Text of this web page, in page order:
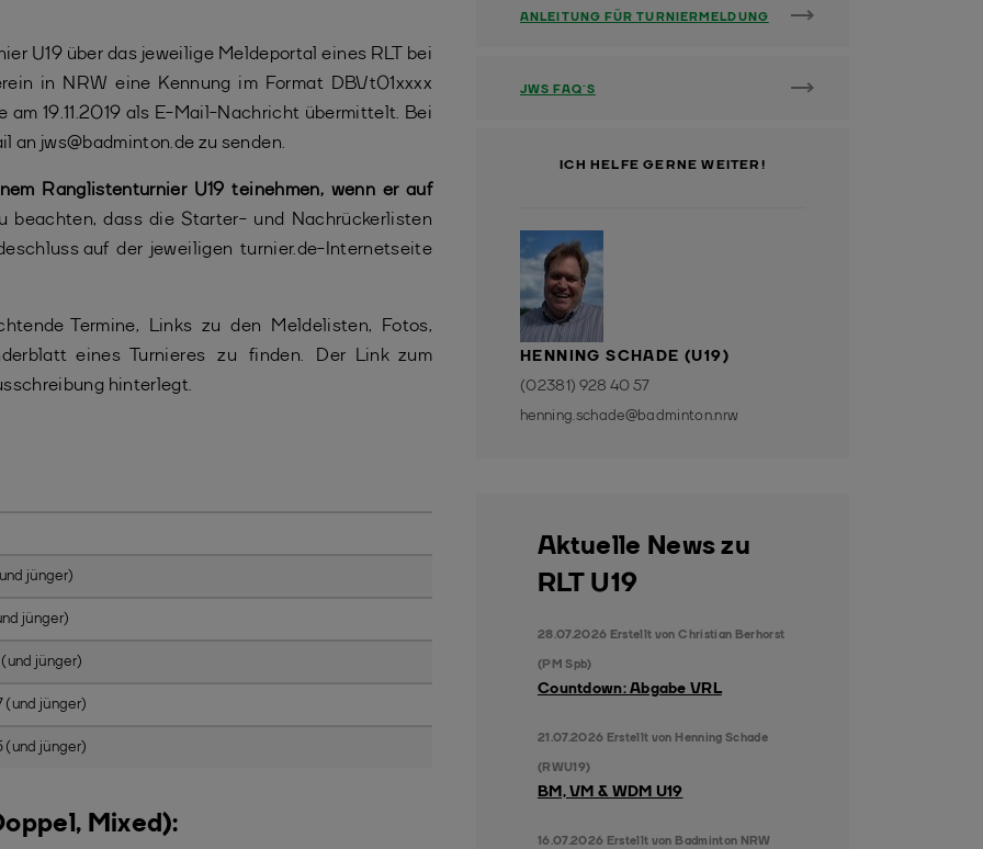
U19 über das jeweilige Meldeportal eines RLT bei
in NRW eine Kennung im Format DBVt01xxxx
am 19.11.2019 als E-Mail-Nachricht übermittelt. Bei
an jws@badminton.de zu senden.
Ranglistenturnier U19 teinehmen, wenn er auf
beachten, dass die Starter- und Nachrückerlisten
auf der jeweiligen turnier.de-Internetseite
Termine, Links zu den Meldelisten, Fotos,
eines Turnieres zu finden. Der Link zum
hinterlegt.
jünger)
jünger)
jünger)
jünger)
jünger)
Mixed):
ANLEITUNG FÜR TURNIERMELDUNG
JWS FAQ´S
ICH HELFE GERNE WEITER!
HENNING SCHADE (U19)
(02381) 928 40 57
henning.schade@badminton.nrw
Aktuelle News zu
RLT U19
28.07.2026 Erstellt vonChristian Berhorst
(PM Spb)
Countdown: Abgabe VRL
21.07.2026 Erstellt von Henning Schade
(RWU19)
BM, VM & WDM U19
16.07.2026 Erstellt von Badminton NRW